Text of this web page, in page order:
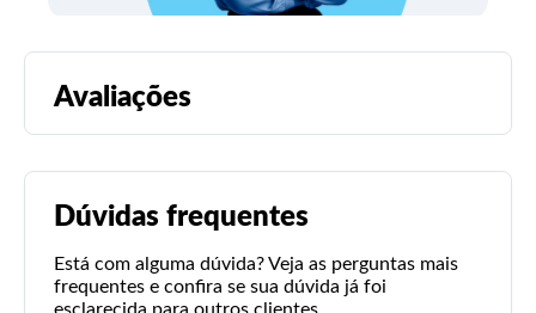
Avaliações
Dúvidas frequentes
Está com alguma dúvida? Veja as perguntas mais
frequentes e confira se sua dúvida já foi
esclarecida para outros clientes.